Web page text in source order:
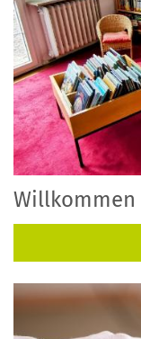
Willkommen